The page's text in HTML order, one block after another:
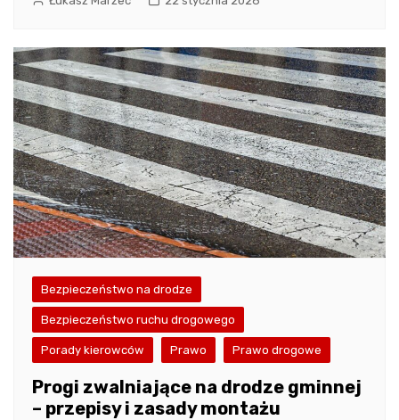
Bezpieczeństwo na drodze
Bezpieczeństwo ruchu drogowego
Porady kierowców Prawo Prawo drogowe
Progi zwalniające na drodze gminnej
– przepisy i zasady montażu